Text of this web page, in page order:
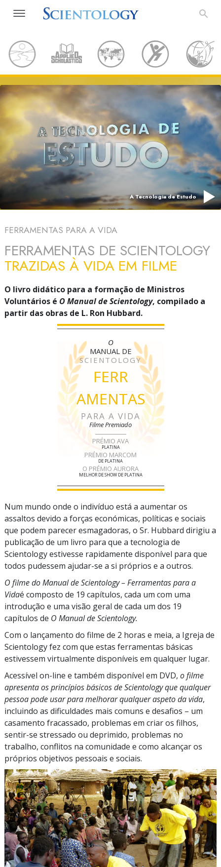
A Tecnologia de Estudo
FERRAMENTAS PARA A VIDA
FERRAMENTAS DE SCIENTOLOGY
TRAZIDAS À VIDA EM FILME
O livro didático para a formação de Ministros
Voluntários é O Manual de Scientology, compilado a
partir das obras de L. Ron Hubbard.
O
MANUAL DE
SCIENTOLOGY
FERR
AMENTAS
PARA A VIDA
Filme Premiado
PRÉMIO AVA
PLATINA
PRÉMIO MARCOM
DE PLATINA
O PRÉMIO AURORA
MELHOR DE SHOW DE PLATINA
Num mundo onde o indivíduo está a aumentar os
assaltos devido a forças económicas, políticas e sociais
que podem parecer esmagadoras, o Sr. Hubbard dirigiu a
publicação de um livro para que a tecnologia de
Scientology estivesse rapidamente disponível para que
todos pudessem ajudar-se a si próprios e a outros.
O filme do Manual de Scientology – Ferramentas para a
Vidaé composto de 19 capítulos, cada um com uma
introdução e uma visão geral de cada um dos 19
capítulos de O Manual de Scientology.
Com o lançamento do filme de 2 horas e meia, a Igreja de
Scientology fez com que estas ferramentas básicas
estivessem virtualmente disponíveis em qualquer lugar.
Acessível on-line e também disponível em DVD, o filme
apresenta os princípios básicos de Scientology que qualquer
pessoa pode usar para melhorar qualquer aspeto da vida,
incluindo as dificuldades mais comuns e desafios – um
casamento fracassado, problemas em criar os filhos,
sentir-se stressado ou deprimido, problemas no
trabalho, conflitos na comunidade e como alcançar os
próprios objetivos pessoais e sociais.